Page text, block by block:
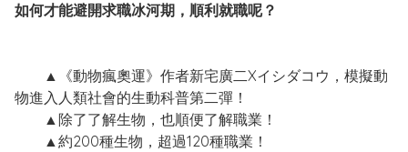
如何才能避開求職冰河期，順利就職呢？
▲《動物瘋奧運》作者新宅廣二Xイシダコウ，模擬動
物進入人類社會的生動科普第二彈！
▲除了了解生物，也順便了解職業！
▲約200種生物，超過120種職業！